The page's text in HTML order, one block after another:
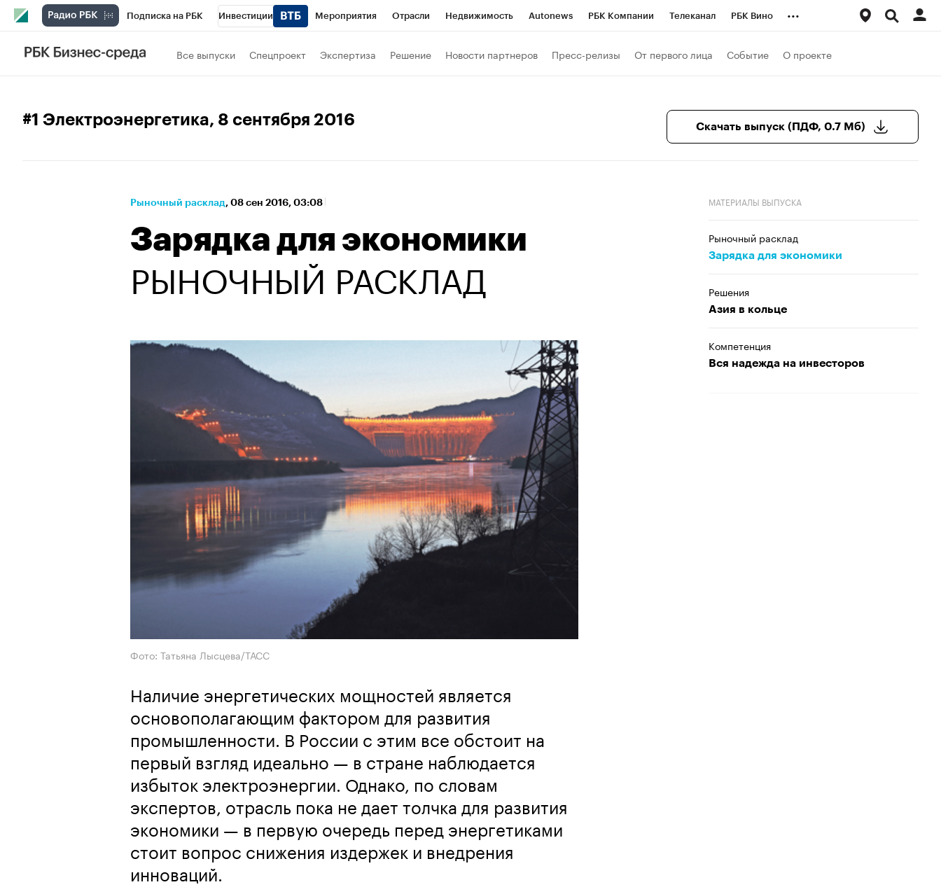
Подписка на РБК Инвестиции Мероприятия Отрасли Недвижимость Autonews РБК Компании Телеканал РБК Вино
Спорт
Конференции СПб Бизнес
...
Все выпуски Спецпроект Экспертиза Решение Новости партнеров Пресс-релизы От первого лица Событие О проекте
#1 Электроэнергетика, 8 сентября 2016 Скачать выпуск (ПДФ, 0.7 Мб)
Рыночный расклад⁠, 08 сен 2016, 03:08
Зарядка для экономики
РЫНОЧНЫЙ РАСКЛАД
Фото: Татьяна Лысцева/ТАСС
Наличие энергетических мощностей является
основополагающим фактором для развития
промышленности. В России с этим все обстоит на
первый взгляд идеально — в стране наблюдается
избыток электроэнергии. Однако, по словам
экспертов, отрасль пока не дает толчка для развития
экономики — в первую очередь перед энергетиками
стоит вопрос снижения издержек и внедрения
инноваций.
МАТЕРИАЛЫ ВЫПУСКА
Рыночный расклад
Зарядка для экономики
Решения
Азия в кольце
Компетенция
Вся надежда на инвесторов